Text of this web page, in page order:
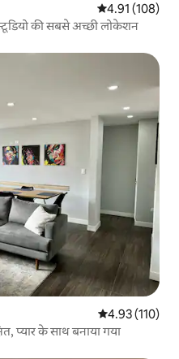
औसत रेटिंग 5 में से
4.91 (108)
की सबसे अच्छी लोकेशन
औसत रेटिंग 5 में से
4.93 (110)
प्यार के साथ बनाया गया